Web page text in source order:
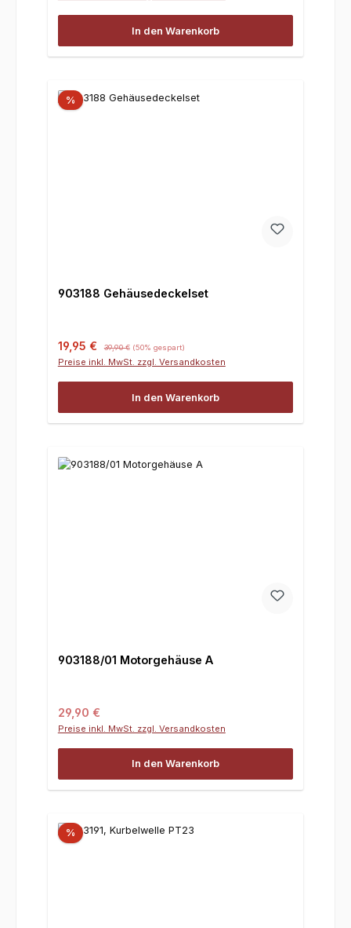
In den Warenkorb
%
903188 Gehäusedeckelset
Verkaufspreis:
19,95 € 39,90 € (50% gespart)
Preise inkl. MwSt. zzgl. Versandkosten
In den Warenkorb
903188/01 Motorgehäuse A
Regulärer Preis:
29,90 €
Preise inkl. MwSt. zzgl. Versandkosten
In den Warenkorb
%